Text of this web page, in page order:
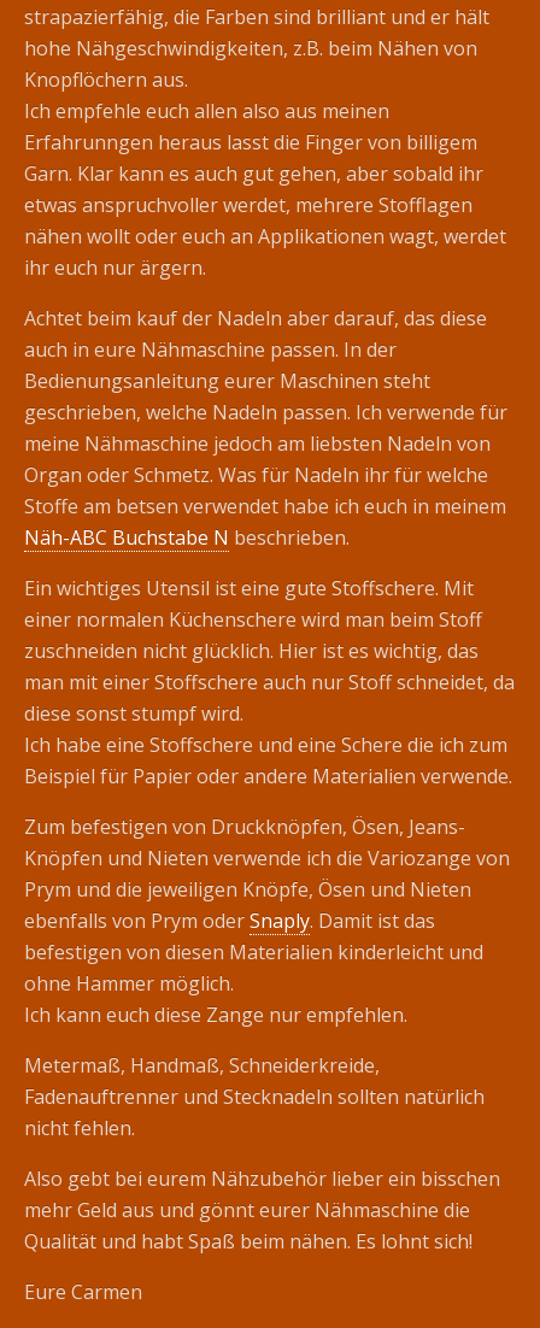
strapazierfähig, die Farben sind brilliant und er hält
hohe Nähgeschwindigkeiten, z.B. beim Nähen von
Knopflöchern aus.
Ich empfehle euch allen also aus meinen
Erfahrunngen heraus lasst die Finger von billigem
Garn. Klar kann es auch gut gehen, aber sobald ihr
etwas anspruchvoller werdet, mehrere Stofflagen
nähen wollt oder euch an Applikationen wagt, werdet
ihr euch nur ärgern.
Achtet beim kauf der Nadeln aber darauf, das diese
auch in eure Nähmaschine passen. In der
Bedienungsanleitung eurer Maschinen steht
geschrieben, welche Nadeln passen. Ich verwende für
meine Nähmaschine jedoch am liebsten Nadeln von
Organ oder Schmetz. Was für Nadeln ihr für welche
Stoffe am betsen verwendet habe ich euch in meinem
Näh-ABC Buchstabe N beschrieben.
Ein wichtiges Utensil ist eine gute Stoffschere. Mit
einer normalen Küchenschere wird man beim Stoff
zuschneiden nicht glücklich. Hier ist es wichtig, das
man mit einer Stoffschere auch nur Stoff schneidet, da
diese sonst stumpf wird.
Ich habe eine Stoffschere und eine Schere die ich zum
Beispiel für Papier oder andere Materialien verwende.
Zum befestigen von Druckknöpfen, Ösen, Jeans-
Knöpfen und Nieten verwende ich die Variozange von
Prym und die jeweiligen Knöpfe, Ösen und Nieten
ebenfalls von Prym oderSnaply. Damit ist das
befestigen von diesen Materialien kinderleicht und
ohne Hammer möglich.
Ich kann euch diese Zange nur empfehlen.
Metermaß, Handmaß, Schneiderkreide,
Fadenauftrenner und Stecknadeln sollten natürlich
nicht fehlen.
Also gebt bei eurem Nähzubehör lieber ein bisschen
mehr Geld aus und gönnt eurer Nähmaschine die
Qualität und habt Spaß beim nähen. Es lohnt sich!
Eure Carmen